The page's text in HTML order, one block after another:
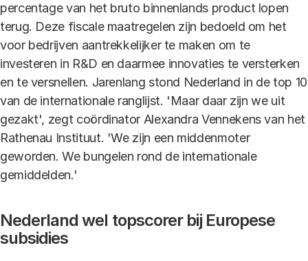
percentage van het bruto binnenlands product lopen
terug. Deze fiscale maatregelen zijn bedoeld om het
voor bedrijven aantrekkelijker te maken om te
investeren in R&D en daarmee innovaties te versterken
en te versnellen. Jarenlang stond Nederland in de top 10
van de internationale ranglijst. 'Maar daar zijn we uit
gezakt', zegt coördinator Alexandra Vennekens van het
Rathenau Instituut. 'We zijn een middenmoter
geworden. We bungelen rond de internationale
gemiddelden.'
Nederland wel topscorer bij Europese
subsidies